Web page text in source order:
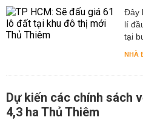
Đây
lí
tại
NHÀ
Dự kiến các chính sách
4,3 ha Thủ Thiêm